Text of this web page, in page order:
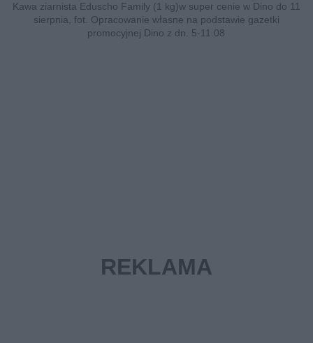
Kawa ziarnista Eduscho Family (1 kg)w super cenie w Dino do 11
sierpnia, fot. Opracowanie własne na podstawie gazetki
promocyjnej Dino z dn. 5-11.08